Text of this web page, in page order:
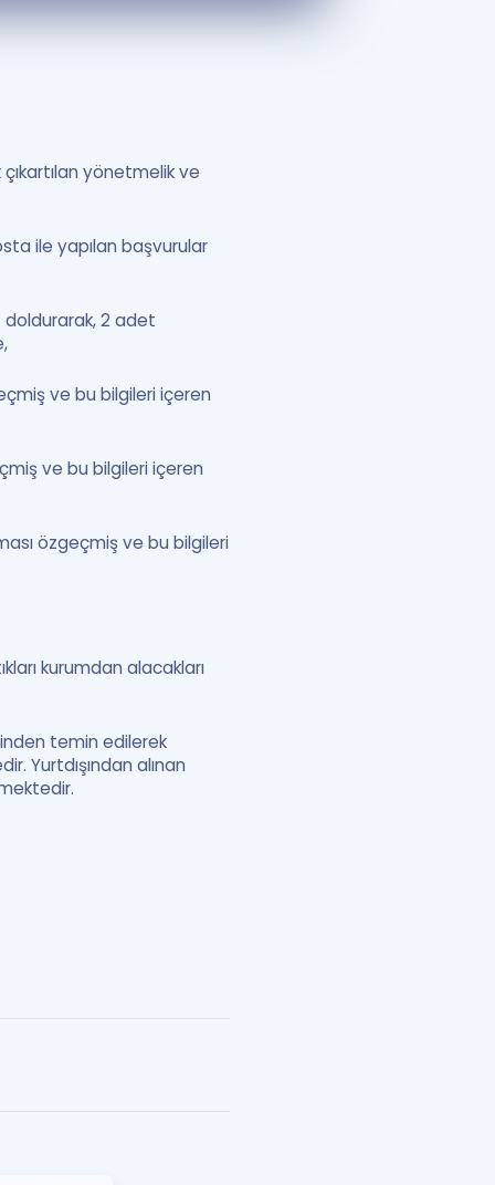
yönetmelik ve
ile yapılan başvurular
2 adet
ve bu bilgileri içeren
ve bu bilgileri içeren
özgeçmiş ve bu bilgileri
kurumdan alacakları
temin edilerek
Yurtdışından alınan